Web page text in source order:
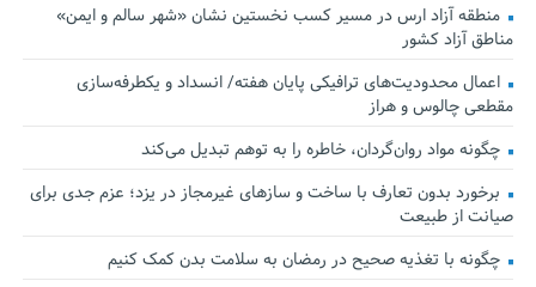
منطقه آزاد ارس در مسیر کسب نخستین نشان «شهر سالم و ایمن»
مناطق آزاد کشور
اعمال محدودیت‌های ترافیکی پایان هفته/ انسداد و یکطرفه‌سازی
مقطعی چالوس و هراز
چگونه مواد روان‌گردان، خاطره را به توهم تبدیل می‌کند
برخورد بدون تعارف با ساخت‌ و سازهای غیرمجاز در یزد؛ عزم جدی برای
صیانت از طبیعت
چگونه با تغذیه صحیح در رمضان به سلامت بدن کمک کنیم